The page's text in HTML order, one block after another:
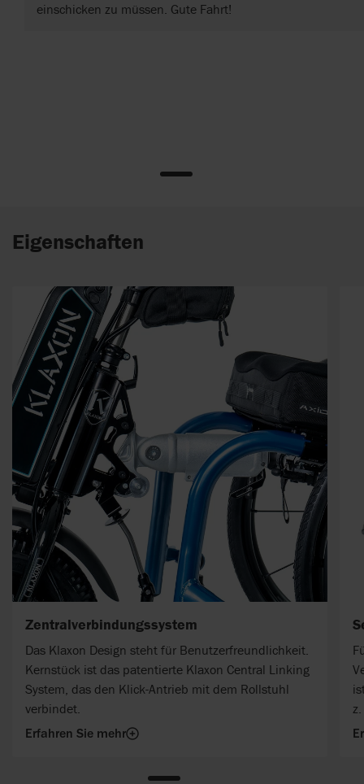
einschicken zu müssen. Gute Fahrt!
Eigenschaften
Zentralverbindungssystem
Das Klaxon Design steht für Benutzerfreundlichkeit.
Kernstück ist das patentierte Klaxon Central Linking
System, das den Klick-Antrieb mit dem Rollstuhl
verbindet.
Erfahren Sie mehr